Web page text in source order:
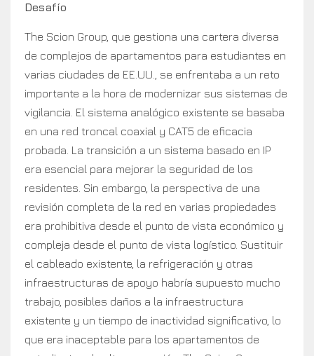
Desafío
The Scion Group, que gestiona una cartera diversa
de complejos de apartamentos para estudiantes en
varias ciudades de EE.UU., se enfrentaba a un reto
importante a la hora de modernizar sus sistemas de
vigilancia. El sistema analógico existente se basaba
en una red troncal coaxial y CAT5 de eficacia
probada. La transición a un sistema basado en IP
era esencial para mejorar la seguridad de los
residentes. Sin embargo, la perspectiva de una
revisión completa de la red en varias propiedades
era prohibitiva desde el punto de vista económico y
compleja desde el punto de vista logístico. Sustituir
el cableado existente, la refrigeración y otras
infraestructuras de apoyo habría supuesto mucho
trabajo, posibles daños a la infraestructura
existente y un tiempo de inactividad significativo, lo
que era inaceptable para los apartamentos de